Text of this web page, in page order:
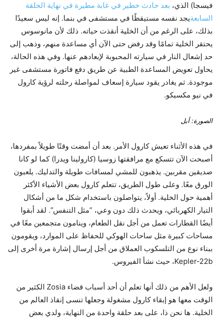
فيسجا) الذي، بعد حادث خطير في غابة مطيرة في نهاية الحلقة
السابعةيجد نفسه مستيقظًا في مستشفى في بنما. إنه ليس سعيدًا
بذلك، على الرغم من أن الخلية أنقذت حياته. ذلك لأن مانوسوس
يحتقر الخلية تمامًا وقد رفض حتى الآن أي مساعدة منهم، وذهب إلى
حد إشعال النار في سيارته المحبوبة لإبعادهم عنها. وفي هذه الحالة،
يحاول تعويض المساعدة الطبية عن طريق دفع فاتورة مستشفى غير
موجودة. ثم يغادر يقود سيارة إسعاف لمواصلة رحلته لرؤية كارول
في نيو مكسيكو.
الصورة: أبل
في هذه الأثناء تعيش كارول الأمر. بعد أن أمضت وقتًا طويلاً بمفردها،
أصبحت الآن تتسكع مع مرافقتها زوسيا (كارولينا ويدرا) كما لو كانا
صديقين مقربين. يذهبون للمشي لمسافات طويلة والتدليك. يلعبون
الورق معًا. وعلى طول الطريق، تتعلم كارول بعض الأشياء الأكثر
أهمية حول الخلية. أولاً، يتواصلون باستخدام شكل ما من أشكال
التيار الكهربائي، ويحدث ذلك دون وعي، “مثل التنفس”. لقد أبقوا
أيضًا القطارات تعمل من أجل نقل الطعام، وينامون متجمعين معًا في
مساحات كبيرة مثل ساحات الهوكي للحفاظ على الموارد، ويقومون
ببناء نوع من التلسكوب العملاق من أجل إرسال إشارة مرة أخرى إلى
Kepler-22b، حيث نشأ الفيروس.
ولعل الأهم من ذلك أنها تعلم أن أحد أسباب قضاء Zosia الكثير من
الوقت معها هو إبقاء كارول مشغولة وجعلها تنسى إنقاذ العالم من
الخلية. ها نحن ذا، على بعد حلقة واحدة من النهاية، ولدي بعض